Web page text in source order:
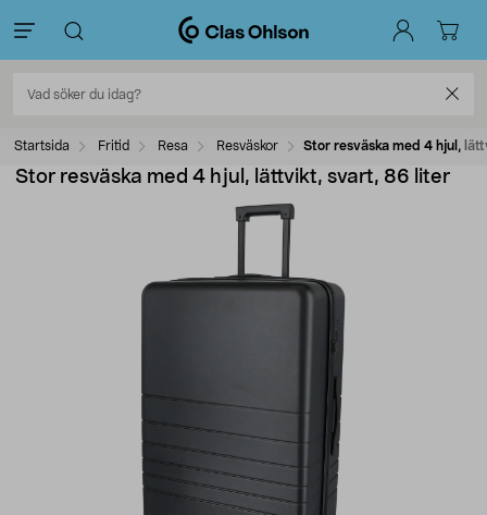
Startsida Fritid Resa Resväskor Stor resväska med 4 hjul,
Stor resväska med 4 hjul, lättvikt, svart, 86 liter